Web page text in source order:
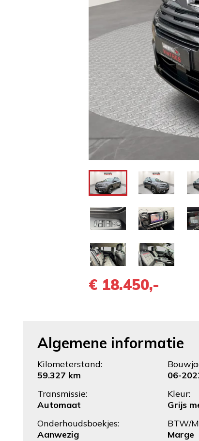
€ 18.450,-
Algemene informatie
Kilometerstand:
59.327 km
06-
Transmissie:
Automaat
Kleur:
Grijs
Onderhoudsboekjes:
Aanwezig
BTW/
Marge